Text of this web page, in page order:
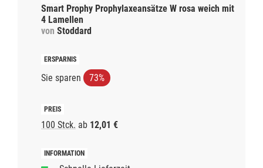
Smart Prophy Prophylaxeansätze W rosa weich mit
4 Lamellen
von Stoddard
Sie sparen 73%
100 Stck. ab 12,01 €